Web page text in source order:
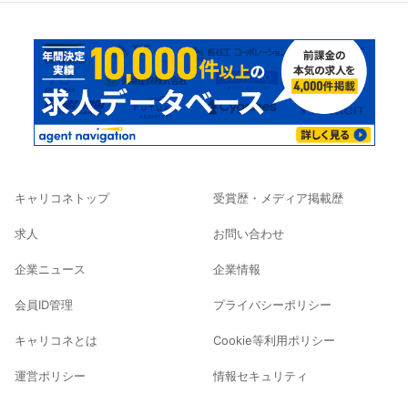
キャリコネトップ
求人
企業ニュース
会員ID管理
キャリコネとは
運営ポリシー
受賞歴・メディア掲載歴
お問い合わせ
企業情報
プライバシーポリシー
Cookie等利用ポリシー
情報セキュリティ